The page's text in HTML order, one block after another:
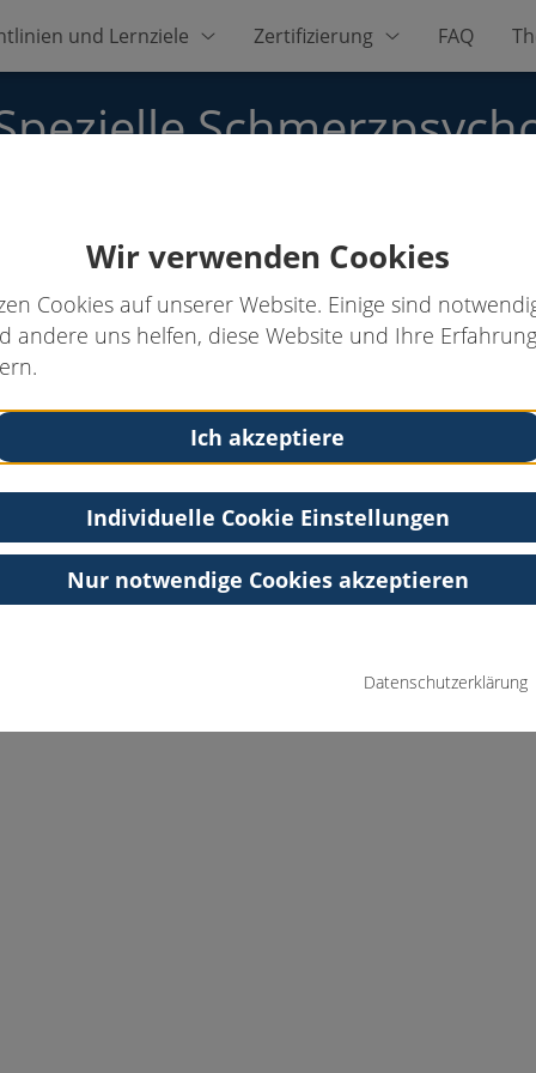
Wir verwenden Cookies
Cookies auf unserer Website. Einige sind
andere uns helfen, diese Website und Ihre
Ich akzeptiere
Individuelle Cookie Einstellungen
Nur notwendige Cookies akzeptieren
Datenschutzerklärung
und Lernziele Zertifizierung FAQ
Dr.phil Dipl.-Psych.
Tel: 089-779909
Fax: 089-76702724